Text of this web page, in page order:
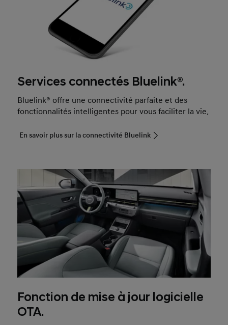
Services connectés Bluelink®.
Bluelink® offre une connectivité parfaite et des
fonctionnalités intelligentes pour vous faciliter la vie.
En savoir plus sur la connectivité Bluelink
Fonction de mise à jour logicielle
OTA.